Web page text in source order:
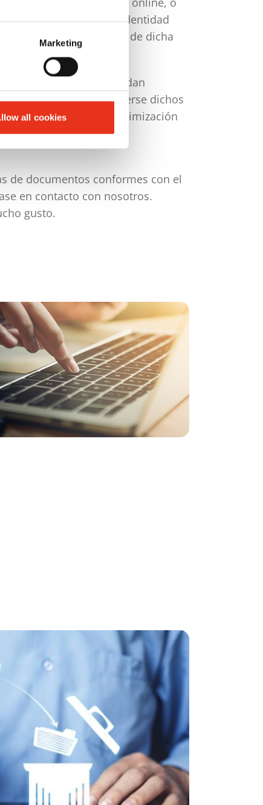
Marketing
all cookies
son expresión de la identidad
cultural o social de dicha
no autorizadas puedan
datos y deben protegerse dichos
RGPD regula la seudonimización
de documentos conformes con el
en contacto con nosotros.
gusto.